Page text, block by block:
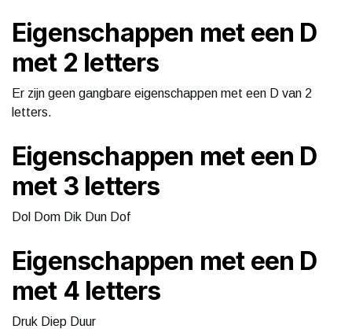
Eigenschappen met een D
met 2 letters
Er zijn geen gangbare eigenschappen met een D van 2
letters.
Eigenschappen met een D
met 3 letters
Dol Dom Dik Dun Dof
Eigenschappen met een D
met 4 letters
Druk Diep Duur